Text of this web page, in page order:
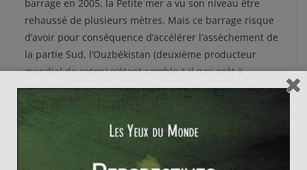
barrage en 2005, la Petite mer a vu son niveau être
rehaussé de plusieurs mètres. Mais ce barrage risque
d’avoir pour conséquence d’accélérer l’assèchement de
la partie Sud, l’Ouzbékistan (deuxième producteur
mondial de coton) n’étant semble-t-il pas prêt à
abandonner ses cultures intensives et laissant l’Aral à
l’abandon…